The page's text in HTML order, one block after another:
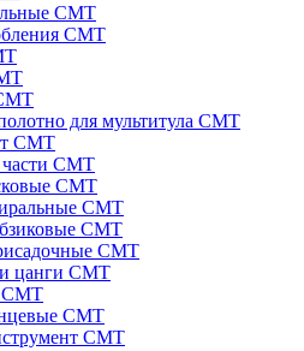
CMT
СМТ
для мультитула CMT
CMT
CMT
CMT
CMT
СМТ
СМТ
цанги CMT
СМТ
CMT
СМТ